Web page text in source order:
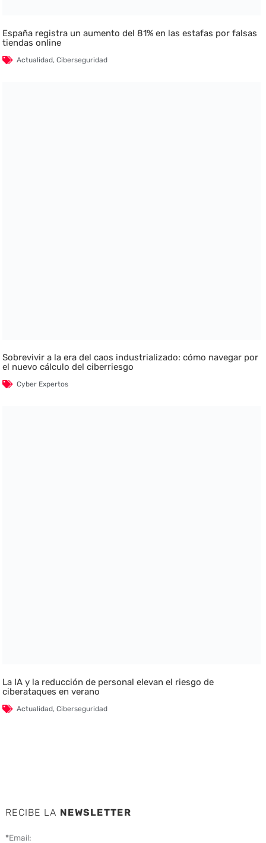
España registra un aumento del 81% en las estafas por falsas
tiendas online
Actualidad,Ciberseguridad
Sobrevivir a la era del caos industrializado: cómo navegar por
el nuevo cálculo del ciberriesgo
Cyber Expertos
La IA y la reducción de personal elevan el riesgo de
ciberataques en verano
Actualidad,Ciberseguridad
RECIBE LA NEWSLETTER
*Email: